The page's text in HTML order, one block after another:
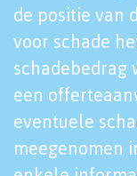
de positie van
voor schade
schadebedrag
een
eventuele
meegenomen